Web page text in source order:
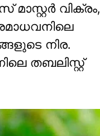
വിക്രം,
നിര.
തബലിസ്റ്റ്